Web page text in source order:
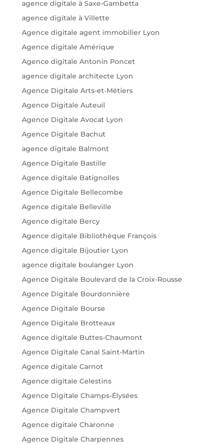
agence digitale à Saxe-Gambetta
agence digitale à Villette
Agence digitale agent immobilier Lyon
Agence digitale Amérique
Agence digitale Antonin Poncet
agence digitale architecte Lyon
Agence Digitale Arts-et-Métiers
Agence Digitale Auteuil
Agence Digitale Avocat Lyon
Agence Digitale Bachut
agence digitale Balmont
Agence Digitale Bastille
Agence digitale Batignolles
Agence Digitale Bellecombe
Agence digitale Belleville
Agence digitale Bercy
Agence digitale Bibliothèque François
Agence digitale Bijoutier Lyon
agence digitale boulanger Lyon
Agence Digitale Boulevard de la Croix-Rousse
Agence Digitale Bourdonnière
Agence Digitale Bourse
Agence Digitale Brotteaux
Agence digitale Buttes-Chaumont
Agence Digitale Canal Saint-Martin
Agence digitale Carnot
Agence digitale Celestins
Agence Digitale Champs-Élysées
Agence Digitale Champvert
Agence digitale Charonne
Agence Digitale Charpennes